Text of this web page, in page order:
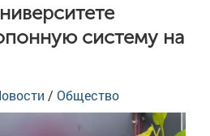
систему на
/ Общество